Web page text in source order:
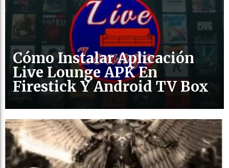
Cómo Instalar Aplicación
Live Lounge APK En
Firestick Y Android TV Box